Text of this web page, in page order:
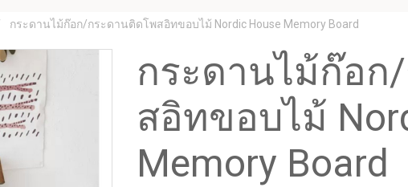
กระดานไม้ก๊อก/กระดานติดโพสอิทขอบไม้ Nordic House Memory Board
กระดานไม้ก๊อ
สอิทขอบไม้
Memory Board